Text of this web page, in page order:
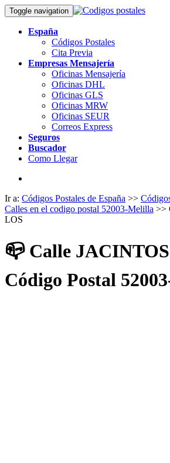
Toggle navigation
España
Códigos Postales
Cita Previa
Empresas Mensajería
Oficinas Mensajería
Oficinas DHL
Oficinas GLS
Oficinas MRW
Oficinas SEUR
Correos Express
Seguros
Buscador
Como Llegar
Ir a: Códigos Postales de España >>
Calles en el codigo postal 52003-Melilla >>
LOS
📪 Calle
Código Postal